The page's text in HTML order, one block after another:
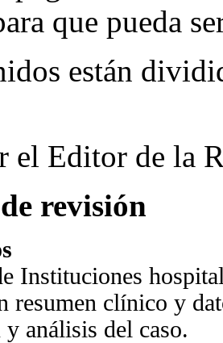
que pueda
están
el Editor de la
revisión
Instituciones
resumen clínico y
análisis del caso.